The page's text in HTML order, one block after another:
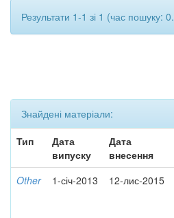
Результати 1-1 зі 1 (час пошуку:
Знайдені матеріали:
Тип
Дата
випуску
Дата
внесення
Other 1-січ-2013 12-лис-2015